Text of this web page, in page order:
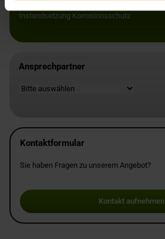
Instandsetzung Korrosionsschutz
Ansprechpartner
Standort
Kontaktformular
Sie haben Fragen zu unserem Angebot?
Kontakt aufnehmen